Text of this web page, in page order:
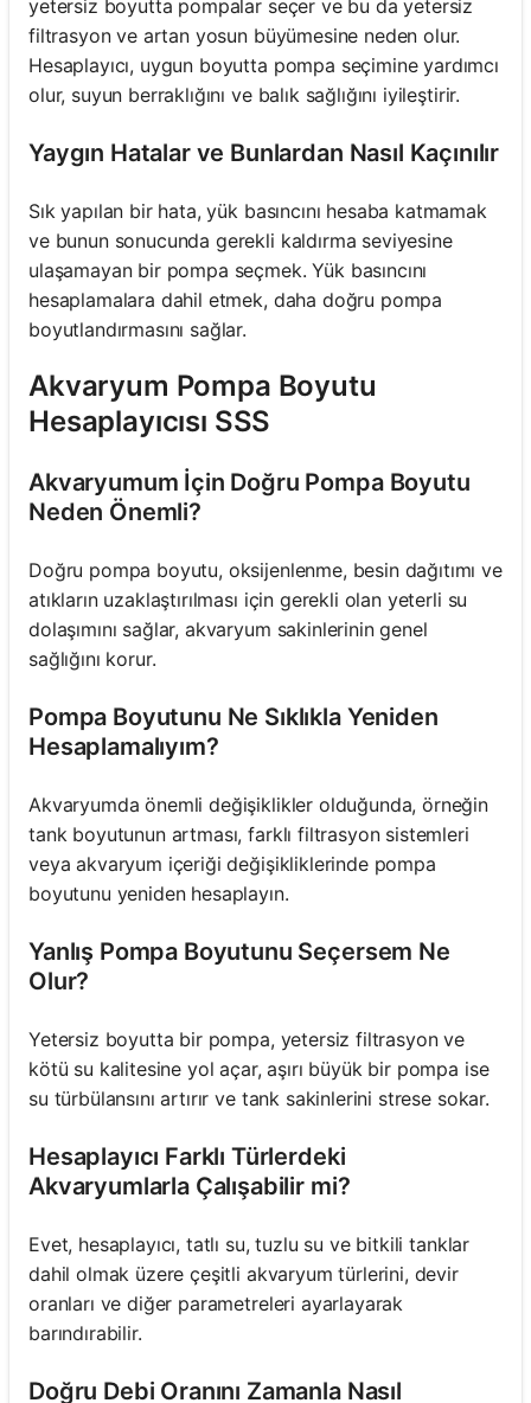
yetersiz boyutta pompalar seçer ve bu da yetersiz
filtrasyon ve artan yosun büyümesine neden olur.
Hesaplayıcı, uygun boyutta pompa seçimine yardımcı
olur, suyun berraklığını ve balık sağlığını iyileştirir.
Yaygın Hatalar ve Bunlardan Nasıl Kaçınılır
Sık yapılan bir hata, yük basıncını hesaba katmamak
ve bunun sonucunda gerekli kaldırma seviyesine
ulaşamayan bir pompa seçmek. Yük basıncını
hesaplamalara dahil etmek, daha doğru pompa
boyutlandırmasını sağlar.
Akvaryum Pompa Boyutu
Hesaplayıcısı SSS
Akvaryumum İçin Doğru Pompa Boyutu
Neden Önemli?
Doğru pompa boyutu, oksijenlenme, besin dağıtımı ve
atıkların uzaklaştırılması için gerekli olan yeterli su
dolaşımını sağlar, akvaryum sakinlerinin genel
sağlığını korur.
Pompa Boyutunu Ne Sıklıkla Yeniden
Hesaplamalıyım?
Akvaryumda önemli değişiklikler olduğunda, örneğin
tank boyutunun artması, farklı filtrasyon sistemleri
veya akvaryum içeriği değişikliklerinde pompa
boyutunu yeniden hesaplayın.
Yanlış Pompa Boyutunu Seçersem Ne
Olur?
Yetersiz boyutta bir pompa, yetersiz filtrasyon ve
kötü su kalitesine yol açar, aşırı büyük bir pompa ise
su türbülansını artırır ve tank sakinlerini strese sokar.
Hesaplayıcı Farklı Türlerdeki
Akvaryumlarla Çalışabilir mi?
Evet, hesaplayıcı, tatlı su, tuzlu su ve bitkili tanklar
dahil olmak üzere çeşitli akvaryum türlerini, devir
oranları ve diğer parametreleri ayarlayarak
barındırabilir.
Doğru Debi Oranını Zamanla Nasıl